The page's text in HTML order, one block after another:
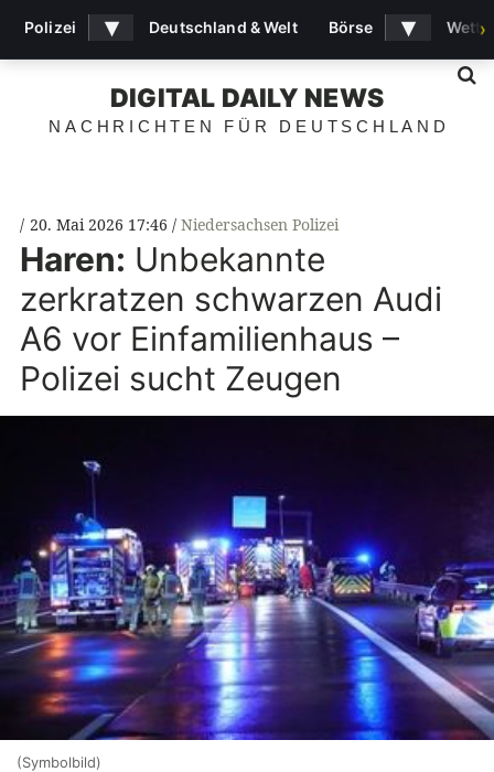
DIGITAL DAILY NEWS
NACHRICHTEN FÜR DEUTSCHLAND
20. Mai 2026 17:46 Niedersachsen Polizei
Haren: Unbekannte
zerkratzen schwarzen Audi
A6 vor Einfamilienhaus –
Polizei sucht Zeugen
(Symbolbild)
Polizei ▾ Deutschland & Welt Börse ▾ ›